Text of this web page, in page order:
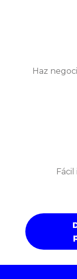
Haz